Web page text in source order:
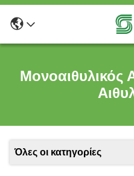
Μονοαιθυλικός
Όλες οι κατηγορίες